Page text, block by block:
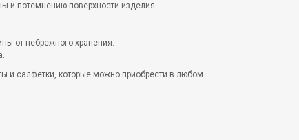
и потемнению поверхности изделия.
от небрежного хранения.
и салфетки, которые можно приобрести в любом